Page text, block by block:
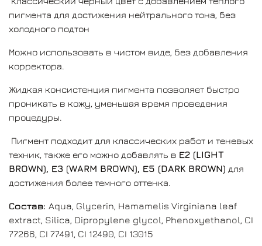
пигмента для достижения нейтрального тона, без
холодного подтон
Можно использовать в чистом виде, без добавления
корректора.
Жидкая консистенция пигмента позволяет быстро
проникать в кожу, уменьшая время проведения
процедуры.
Пигмент подходит для классических работ и теневых
техник, также его можно добавлять в Е2 (LIGHT
BROWN), Е3 (WARM BROWN), Е5 (DARK BROWN) для
достижения более темного оттенка.
Состав: Aqua, Glycerin, Hamamelis Virginiana leaf
extract, Silica, Dipropylene glycol, Phenoxyethanol, CI
77266, CI 77491, CI 12490, CI 13015